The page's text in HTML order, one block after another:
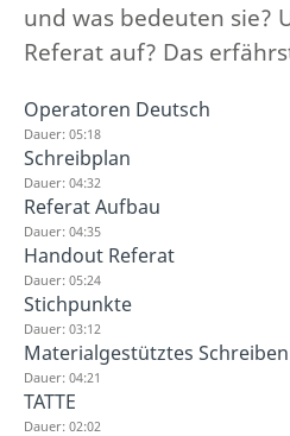
und was bedeuten sie?
Referat auf? Das
Operatoren Deutsch
Dauer: 05:18
Schreibplan
Dauer: 04:32
Referat Aufbau
Dauer: 04:35
Handout Referat
Dauer: 05:24
Stichpunkte
Dauer: 03:12
Materialgestütztes Schreiben
Dauer: 04:21
TATTE
Dauer: 02:02